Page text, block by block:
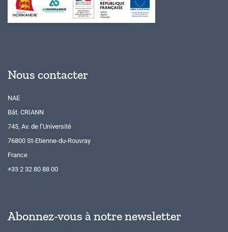
Nous contacter
NAE
Bât. CRIANN
745, Av. de l’Université
76800 St-Etienne-du-Rouvray
France
+33 2 32 80 88 00
Abonnez-vous à notre newsletter